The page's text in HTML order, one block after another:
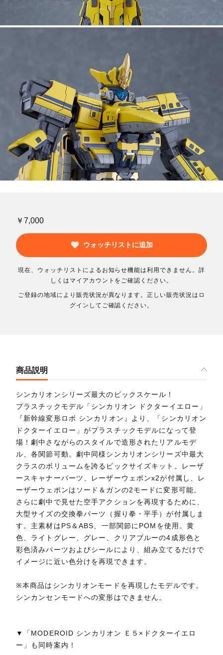
￥7,000
ウォッチリストに追加
現在、ウォッチリストによるお知らせ機能は利用できません。詳
しくはマイアカウントをご確認ください。
ご登録の地域により販売状況が異なります。正しい販売状況はロ
グインしてご確認ください。
商品説明
シンカリオンシリーズ最大のビックスケール！
プラスチックモデル「シンカリオン ドクターイエロー」
『新幹線変形ロボ シンカリオン』より、「シンカリオン
ドクターイエロー」がプラスチックモデルになって登
場！劇中さながらのスタイルで造形されたリアルモデ
ル、各関節可動。劇中同様シンカリオンシリーズ中最大
クラスのボリュームを誇るビックサイズキット。レーザ
ースキャナーパーツ、レーザーウェポンx2が付属し、レ
ーザーウェポンはソード＆ガンの2モードに変形可能。
さらに劇中で見せた空手アクションを再現するために、
大型サイズの交換拳パーツ（握り拳・平手）が付属しま
す。主素材はPS＆ABS、一部関節にPOMを使用。黄
色、ライトグレー、グレー、クリアブルーの4成形色と
彩色済みパーツおよびシールにより、組み立てるだけで
イメージに近い色分けを再現できます。
※本商品はシンカリオンモードを再現したモデルです。
シンカンセンモードへの変形はできません。
▼「MODEROID シンカリオン Ｅ５×ドクターイエロ
ー」も同時案内！